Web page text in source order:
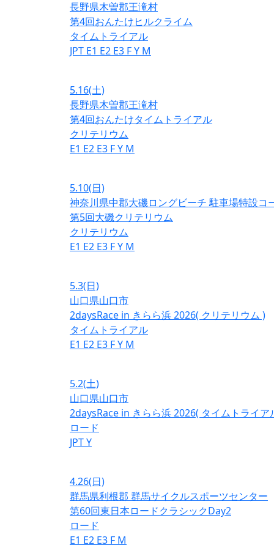
長野県木曽郡王滝村
第4回おんたけヒルクライム
タイムトライアル
JPT E1 E2 E3 FY M
5.16(土)
長野県木曽郡王滝村
第4回おんたけタイムトライアル
クリテリウム
E1 E2 E3 FY M
5.10(日)
神奈川県中郡大磯ロングビーチ 駐車場特設コ
第5回大磯クリテリウム
クリテリウム
E1 E2 E3 FY M
5.3(日)
山口県山口市
2daysRace in きらら浜 2026( クリテリウム )
タイムトライアル
E1 E2 E3 FY M
5.2(土)
山口県山口市
2daysRace in きらら浜 2026( タイムトライア
ロード
JPTY
4.26(日)
群馬県利根郡 群馬サイクルスポーツセンター
第60回東日本ロードクラシックDay2
ロード
E1 E2 E3 F M